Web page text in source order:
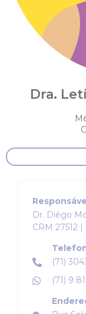
Dra.
Dr. Diêgo
CRM 27512 |
(71)
(71) 9